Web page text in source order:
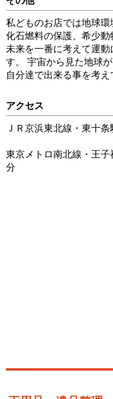
私どものお店では地球環
化石燃料の保護、希少
未来を一番に考えて運
す。 宇宙から見た地球
自分達で出来る事を考え
アクセス
ＪＲ京浜東北線・東十
東京メトロ南北線・王
分